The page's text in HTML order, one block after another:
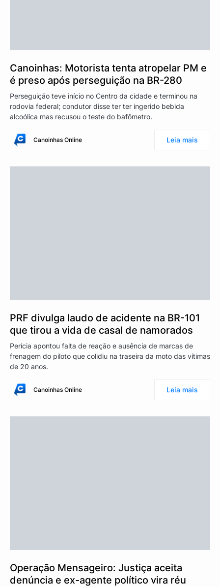
Canoinhas: Motorista tenta atropelar PM e
é preso após perseguição na BR-280
Perseguição teve início no Centro da cidade e terminou na
rodovia federal; condutor disse ter ter ingerido bebida
alcoólica mas recusou o teste do bafômetro.
Canoinhas Online Leia mais
PRF divulga laudo de acidente na BR-101
que tirou a vida de casal de namorados
Perícia apontou falta de reação e ausência de marcas de
frenagem do piloto que colidiu na traseira da moto das vítimas
de 20 anos.
Canoinhas Online Leia mais
Operação Mensageiro: Justiça aceita
denúncia e ex-agente político vira réu